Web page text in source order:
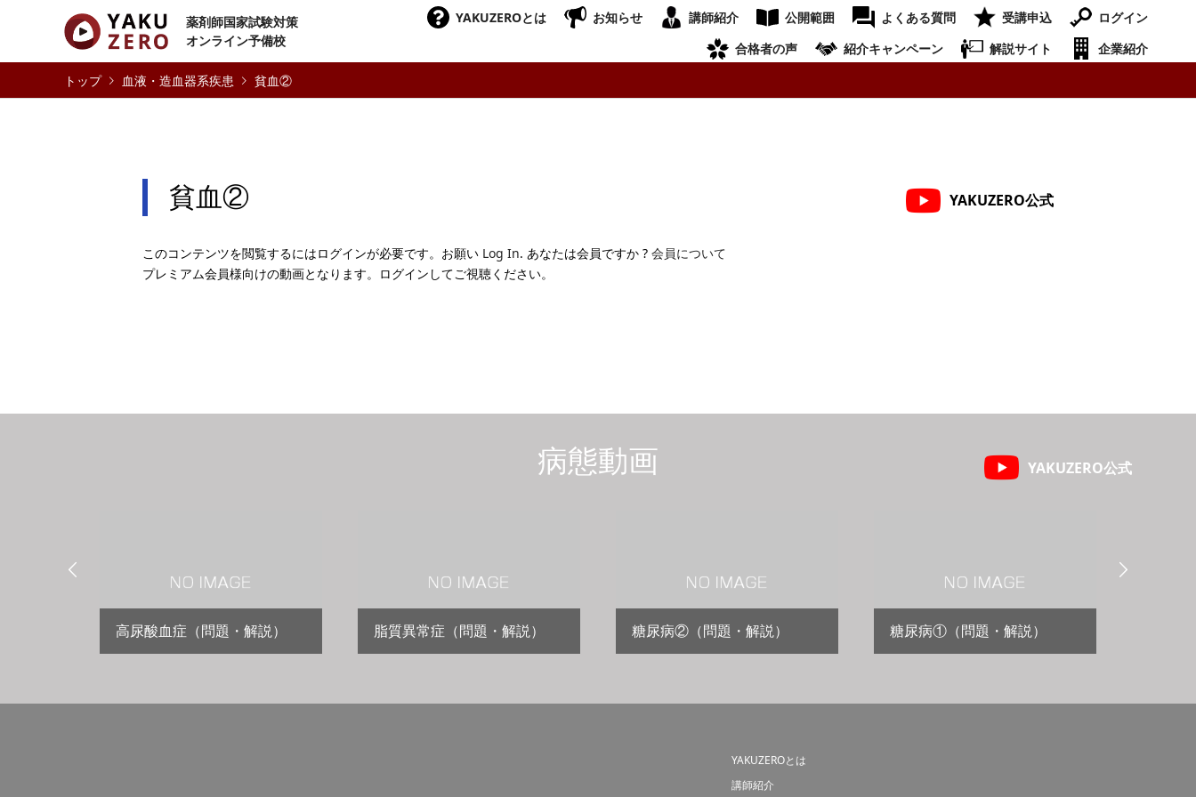
薬剤師国家試験対策
オンライン予備校
YAKUZEROとは お知らせ 講師紹介 公開範囲 よくある質問 受講申込
ログイン
合格者の声
紹介キャンペーン 解説サイト
企業紹介
血液・造血器系疾患
貧血②
貧血② YAKUZERO公式
このコンテンツを閲覧するにはログインが必要です。お願い Log In. あなたは会員ですか ? 会員について
プレミアム会員様向けの動画となります。ログインしてご視聴ください。
YAKUZERO公式
病態動画

高尿酸血症（問題・解説） 脂質異常症（問題・解説） 糖尿病②（問題・解説） 糖尿病①（問題・解説）

YAKUZEROとは
講師紹介